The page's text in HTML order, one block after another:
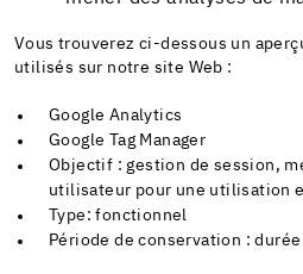
Vous trouverez ci-dessous un
utilisés sur notre site Web :
Google Analytics
Google Tag Manager
Objectif : gestion de session,
utilisateur pour une utilisation
Type: fonctionnel
Période de conservation :